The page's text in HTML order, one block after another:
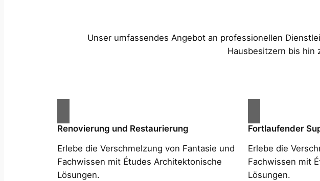
Unser umfassendes Angebot an professionellen
Hausbesitzern bis hin
Renovierung und Restaurierung
Erlebe die Verschmelzung von Fantasie und
Fachwissen mit Études Architektonische
Lösungen.
Fortlaufender
Erlebe die
Fachwissen mit
Lösungen.